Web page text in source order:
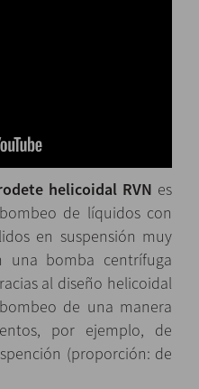
helicoidal RVN es
de líquidos con
en suspensión muy
una bomba centrífuga
al diseño helicoidal
de una manera
por ejemplo, de
(proporción: de